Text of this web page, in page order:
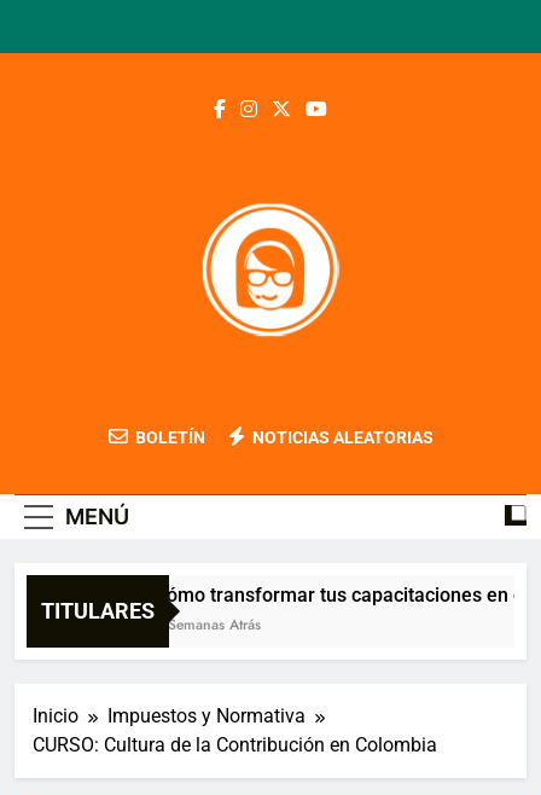
Blog Contable
BOLETÍN NOTICIAS ALEATORIAS
MENÚ
TITULARES
Cómo transformar tus capacitaciones en
3 Semanas Atrás
Inicio
Impuestos y Normativa
CURSO: Cultura de la Contribución en Colombia